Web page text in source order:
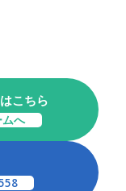
こちら
ムへ